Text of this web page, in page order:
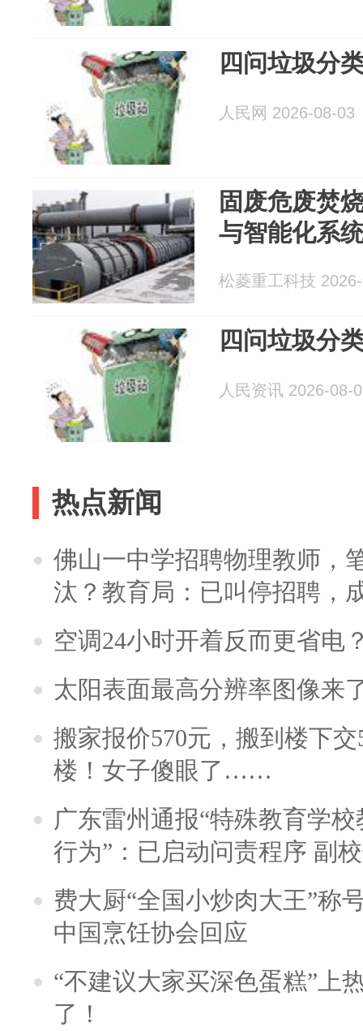
四问垃圾分
人民网 2026-08-03
固废危废焚
与智能化系
松菱重工科技
四问垃圾分
人民资讯 2026-08-
热点新闻
佛山一中学招聘物理教师，
汰？教育局：已叫停招聘，
空调24小时开着反而更省电
太阳表面最高分辨率图像来
搬家报价570元，搬到楼下
楼！女子傻眼了……
广东雷州通报“特殊教育学
行为”：已启动问责程序 副
费大厨“全国小炒肉大王”称
中国烹饪协会回应
“不建议大家买深色蛋糕”上
了！